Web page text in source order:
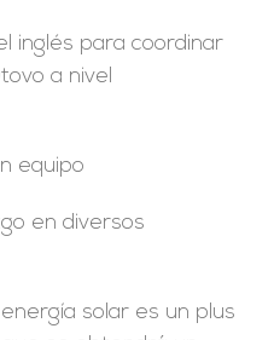
inglés para coordinar
a nivel
equipo
en diversos
solar es un plus